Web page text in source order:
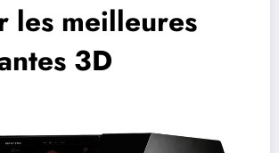
les meilleures
3D